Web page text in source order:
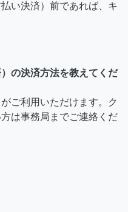
い決済）前であれば、キ
の決済方法を教えてくだ
ご利用いただけます。ク
は事務局までご連絡くだ